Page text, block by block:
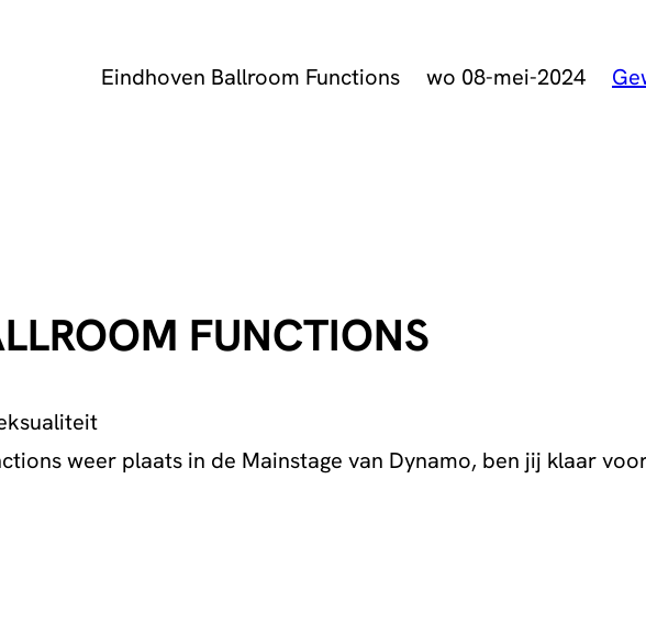
Eindhoven Ballroom Functions wo 08-mei-2024
FUNCTIONS
weer plaats in de Mainstage van Dynamo, ben jij klaar